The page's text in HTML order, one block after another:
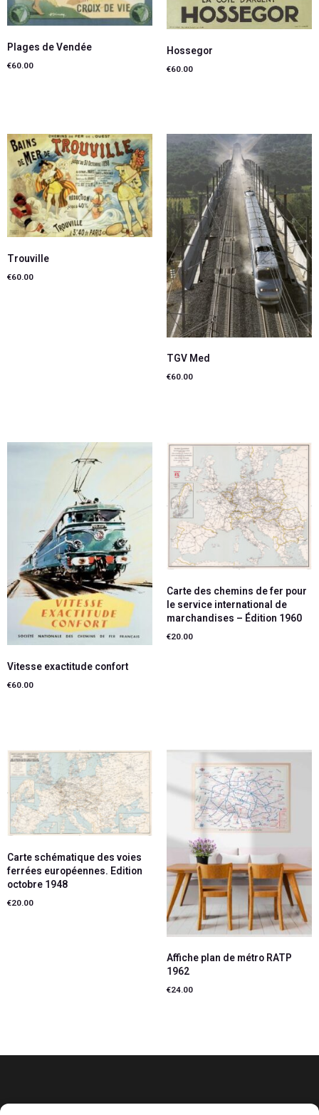
Plages de Vendée
€60.00
Hossegor
€60.00
Trouville
€60.00
TGV Med
€60.00
Vitesse exactitude confort
€60.00
Carte des chemins de fer pour
le service international de
marchandises – Édition 1960
€20.00
Carte schématique des voies
ferrées européennes. Edition
octobre 1948
€20.00
Affiche plan de métro RATP
1962
€24.00